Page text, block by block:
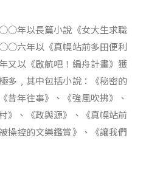
年以長篇小說《女大生求職
六年以《真幌站前多田便利
又以《啟航吧！編舟計畫》獲
多﹐其中包括小說：《秘密的
昔年往事》、《強風吹拂》、
》、《政與源》、《真幌站前
操控的文樂鑑賞》、《讓我們